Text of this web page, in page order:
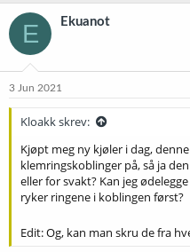
E Ekuanot
3 Jun 2021
Kloakk skrev:
Kjøpt meg ny kjøler i dag,
klemringskoblinger på, så ja
eller for svakt? Kan jeg
ryker ringene i koblingen først?
Edit: Og, kan man skru de fra